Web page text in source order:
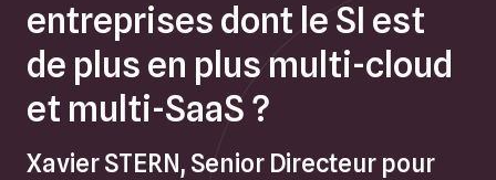
entreprises dont le SI est
de plus en plus multi-cloud
et multi-SaaS ?
Xavier STERN, Senior Directeur pour